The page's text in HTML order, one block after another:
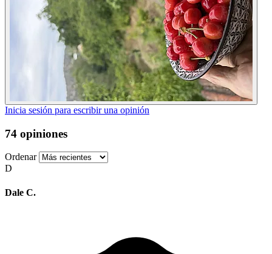
Inicia sesión para escribir una opinión
74 opiniones
Ordenar
D
Dale C.